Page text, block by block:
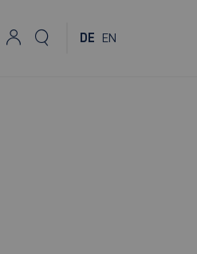
DE EN